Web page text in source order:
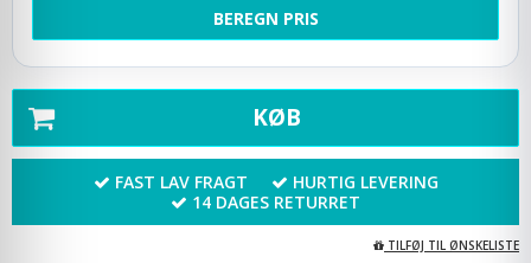
BEREGN PRIS
KØB
FAST LAV FRAGT
HURTIG LEVERING
14 DAGES RETURRET
TILFØJ TIL ØNSKELISTE